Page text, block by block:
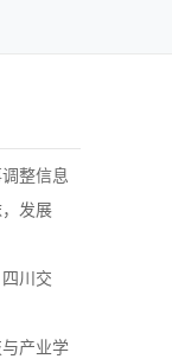
整信息
发展
川交
产业学